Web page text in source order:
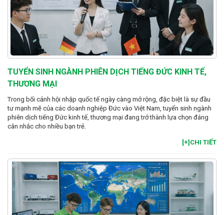
TUYỂN SINH NGÀNH PHIÊN DỊCH TIẾNG ĐỨC KINH TẾ,
THƯƠNG MẠI
Trong bối cảnh hội nhập quốc tế ngày càng mở rộng, đặc biệt là sự đầu
tư mạnh mẽ của các doanh nghiệp Đức vào Việt Nam, tuyển sinh ngành
phiên dịch tiếng Đức kinh tế, thương mại đang trở thành lựa chọn đáng
cân nhắc cho nhiều bạn trẻ.
[+]CHI TIẾT